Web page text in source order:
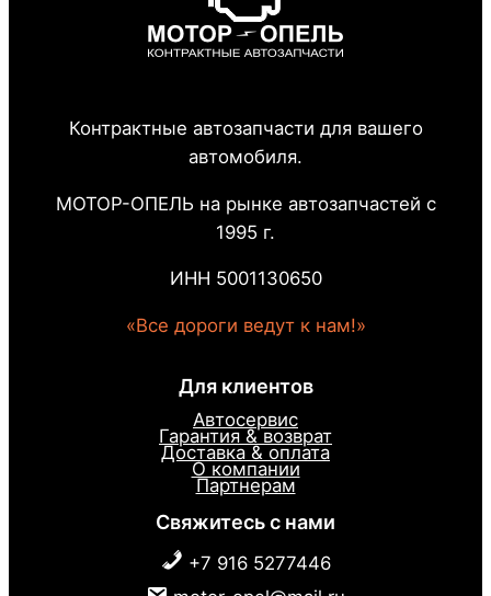
Контрактные автозапчасти для вашего
автомобиля.
МОТОР-ОПЕЛЬ на рынке автозапчастей с
1995 г.
ИНН 5001130650
«Все дороги ведут к нам!»
Для клиентов
Автосервис
Гарантия & возврат
Доставка & оплата
О компании
Партнерам
Свяжитесь с нами
+7 916 5277446